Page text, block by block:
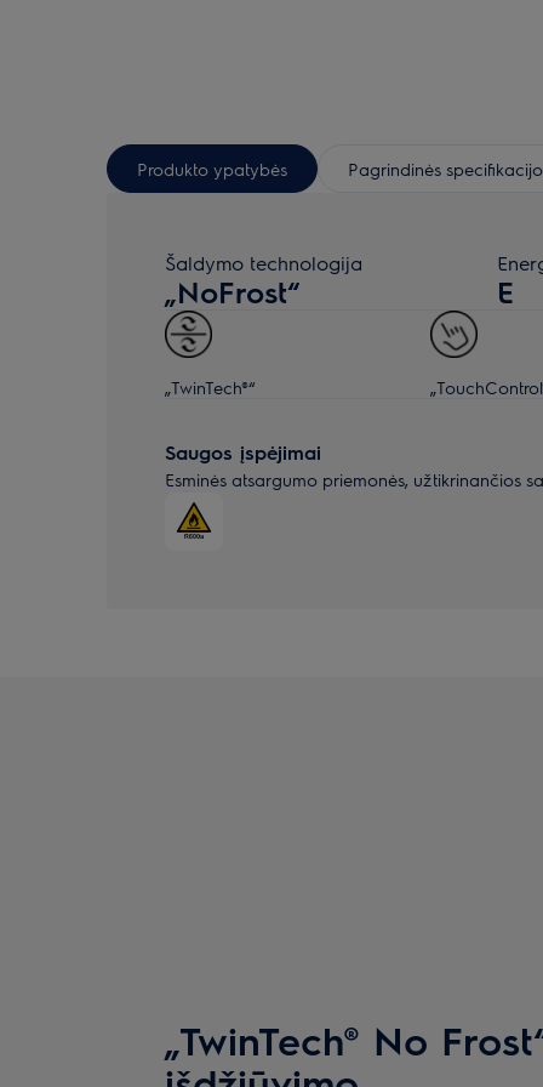
Produkto ypatybės Pagrindinės
Šaldymo technologija
„NoFrost“ E
„TwinTech®“
Saugos įspėjimai
Esminės atsargumo priemonės, užtikrinančios
„TwinTech® No